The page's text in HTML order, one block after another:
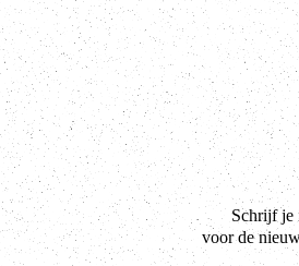
Schrijf je
voor de